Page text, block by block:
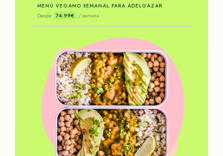
MENÚ VEGANO SEMANAL PARA ADELGAZAR
Desde 74.99€ / semana